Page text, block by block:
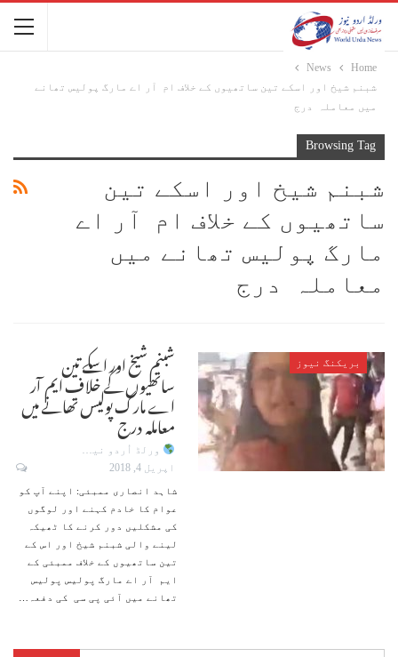
Home
News
شبنم شیخ اور اسكے تین ساتھیوں کے خلاف ام آر اے مارگ پولیس تھانے
میں معاملہ درج
Browsing Tag
شبنم شیخ اور اسكے تین
ساتھیوں کے خلاف ام آر اے
مارگ پولیس تھانے میں
معاملہ درج
بریکنگ نیوز شبنم شیخ اور اسكے تین
ساتھیوں کے خلاف ایم آر
اے مارگ پولیس تھانے میں
معاملہ درج
ورلڈ اُردو نیوز
اپریل 4, 2018
شاہد انصاری ممبئی: اپنے آپ کو
عوام کا خادم کہنے اور لوگوں
کی مشکلیں دور کرنے کا ٹھیکہ
لینے والی شبنم شیخ اور اس کے
تین ساتھیوں کے خلاف ممبئی کے
ایم آر اے مارگ پولیس پولیس
تھانے میں آئی پی سی کی دفعہ…